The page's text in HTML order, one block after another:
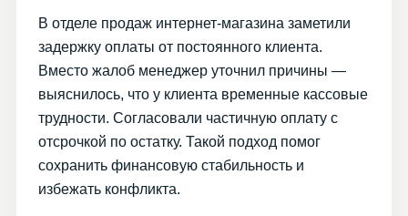
В отделе продаж интернет-магазина заметили
задержку оплаты от постоянного клиента.
Вместо жалоб менеджер уточнил причины —
выяснилось, что у клиента временные кассовые
трудности. Согласовали частичную оплату с
отсрочкой по остатку. Такой подход помог
сохранить финансовую стабильность и
избежать конфликта.